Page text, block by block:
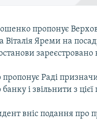
пропонує
Віталія Яреми на
зареєстровано
Раді
і звільнити з
вніс подання про